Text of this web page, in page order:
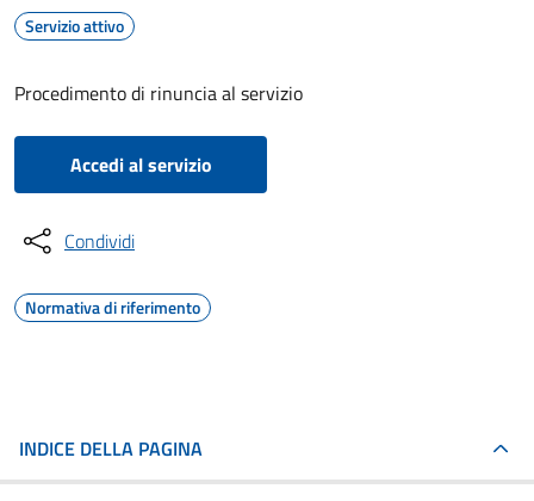
Servizio attivo
Procedimento di rinuncia al servizio
Accedi al servizio
Condividi
Normativa di riferimento
INDICE DELLA PAGINA